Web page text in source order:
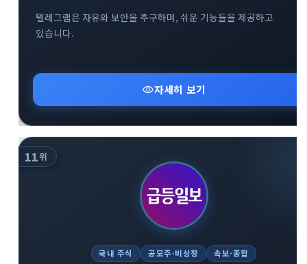
텔레그램은 자유와 보안을 추구하며, 쉬운 기능들을 제공하고
있습니다.
visibility자세히 보기
11위
국내 주식 공모주·비상장 속보·종합